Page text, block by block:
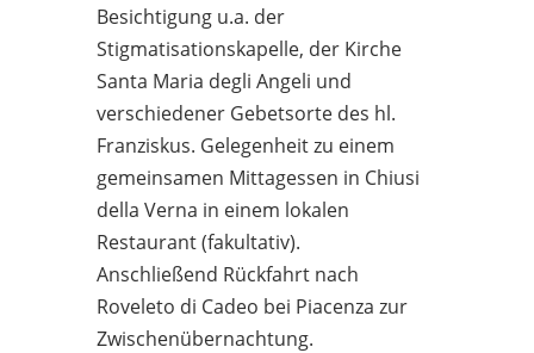
Besichtigung u.a. der
Stigmatisationskapelle, der Kirche
Santa Maria degli Angeli und
verschiedener Gebetsorte des hl.
Franziskus. Gelegenheit zu einem
gemeinsamen Mittagessen in Chiusi
della Verna in einem lokalen
Restaurant (fakultativ).
Anschließend Rückfahrt nach
Roveleto di Cadeo bei Piacenza zur
Zwischenübernachtung.